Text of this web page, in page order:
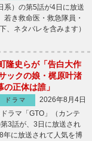
系）の第5話が4日に放送
き救命医・救急隊員・
、ネタバレを含みます）
隆史らが「告白大作
ックの娘・梶原叶渚
正体は誰」
ドラマ
2026年8月4日
ラマ「GTO」（カンテ
3話が、3日に放送され
に放送されて人気を博